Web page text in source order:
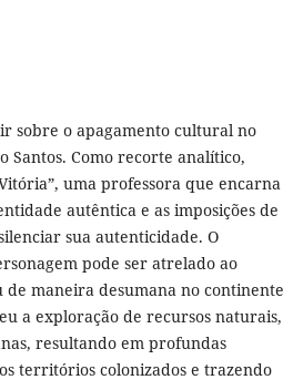
sobre o apagamento cultural no
Santos. Como recorte analítico,
uma professora que encarna
autêntica e as imposições de
sua autenticidade. O
pode ser atrelado ao
de maneira desumana no continente
a exploração de recursos naturais,
resultando em profundas
territórios colonizados e trazendo